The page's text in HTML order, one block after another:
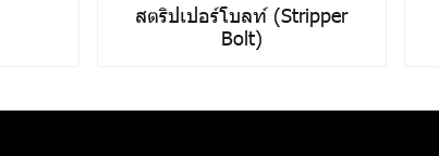
สตริปเปอร์โบลท์ (Stripper
Bolt)